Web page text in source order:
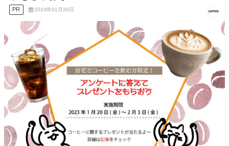
PR 2023年01月20日